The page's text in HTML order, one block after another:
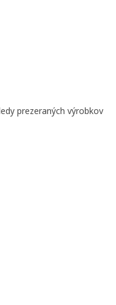
prezeraných výrobkov